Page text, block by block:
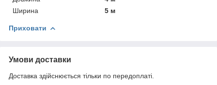
Ширина
5 м
Приховати
Умови доставки
Доставка здійснюється тільки по передоплаті.